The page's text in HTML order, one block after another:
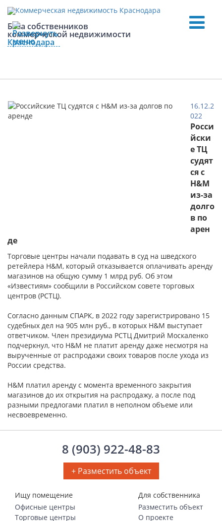
База собственников
коммерческой недвижимости
Краснодара
Торговые центры
Посмотреть на карте
Полезная информация
Аналитика рынка
Клуб управляющих и собственников
Контакты
16.12.2
022
Росси
йски
е ТЦ
судят
ся с
H&M
из-за
долго
в по
арен
де
Торговые центры начали подавать в суд на шведского
ретейлера H&M, который отказывается оплачивать аренду
магазинов на общую сумму 1 млрд руб. Об этом
«Известиям» сообщили в Российском совете торговых
центров (РСТЦ).
Согласно данным СПАРК, в 2022 году зарегистрировано 15
судебных дел на 905 млн руб., в которых H&M выступает
ответчиком. Член президиума РСТЦ Дмитрий Москаленко
подчеркнул, что H&M не платит аренду даже несмотря на
вырученные от распродажи своих товаров после ухода из
России средства.
H&M платил аренду с момента временного закрытия
магазинов до их открытия на распродажу, а после под
разными предлогами платил в неполном объеме или
несвоевременно.
8 (903) 922-48-83
+ Разместить объект
Ищу помещение
Офисные центры
Торговые центры
Для собственника
Разместить объект
О проекте